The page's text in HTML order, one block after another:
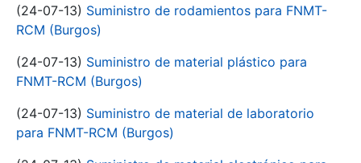
(24-07-13) Suministro de rodamientos para FNMT-
RCM (Burgos)
(24-07-13) Suministro de material plástico para
FNMT-RCM (Burgos)
(24-07-13) Suministro de material de laboratorio
para FNMT-RCM (Burgos)